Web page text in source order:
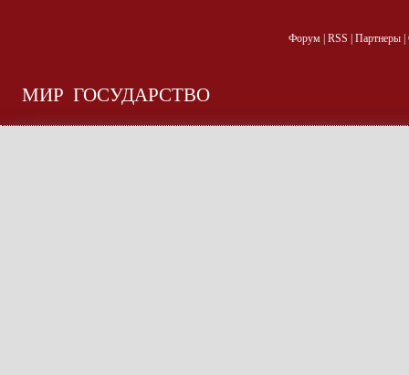
Форум| RSS Партнеры|
МИР ГОСУДАРСТВО